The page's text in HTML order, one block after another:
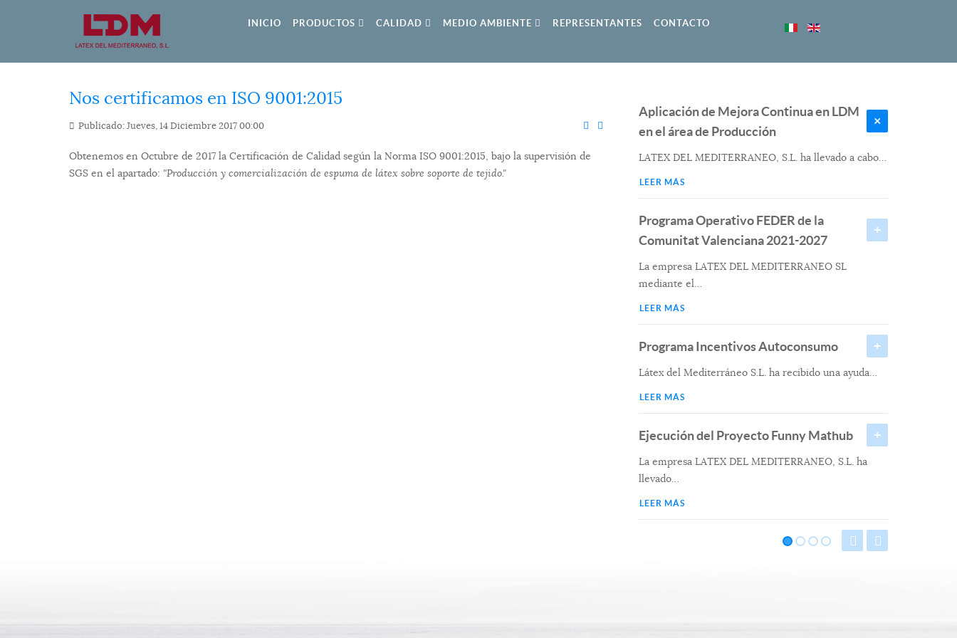
INICIO PRODUCTOS CALIDAD MEDIO AMBIENTE REPRESENTANTES CONTACTO
Nos certificamos en ISO 9001:2015
Publicado: Jueves, 14 Diciembre 2017 00:00
Obtenemos en Octubre de 2017 la Certificación de Calidad según la Norma ISO 9001:2015, bajo la supervisión de
SGS en el apartado: "Producción y comercialización de espuma de látex sobre soporte de tejido."
Aplicación de Mejora Continua en LDM
en el área de Producción
LATEX DEL MEDITERRANEO, S.L. ha llevado a cabo…
LEER MÁS
Programa Operativo FEDER de la
Comunitat Valenciana 2021-2027
La empresa LATEX DEL MEDITERRANEO SL
mediante el…
LEER MÁS
Programa Incentivos Autoconsumo
Látex del Mediterráneo S.L. ha recibido una ayuda…
LEER MÁS
Ejecución del Proyecto Funny Mathub
La empresa LATEX DEL MEDITERRANEO, S.L. ha
llevado…
LEER MÁS